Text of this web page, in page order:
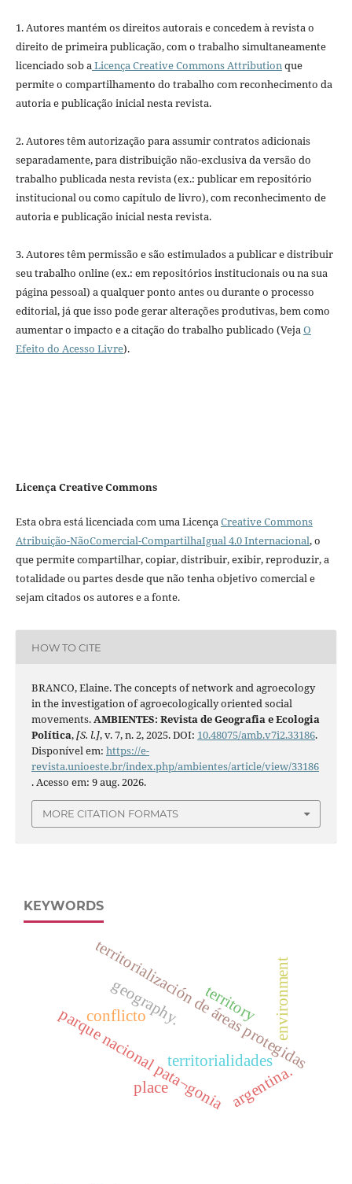
1. Autores mantém os direitos autorais e concedem à revista o
direito de primeira publicação, com o trabalho simultaneamente
licenciado sob aLicença Creative Commons Attributionque
permite o compartilhamento do trabalho com reconhecimento da
autoria e publicação inicial nesta revista.
2. Autores têm autorização para assumir contratos adicionais
separadamente, para distribuição não-exclusiva da versão do
trabalho publicada nesta revista (ex.: publicar em repositório
institucional ou como capítulo de livro), com reconhecimento de
autoria e publicação inicial nesta revista.
3. Autores têm permissão e são estimulados a publicar e distribuir
seu trabalho online (ex.: em repositórios institucionais ou na sua
página pessoal) a qualquer ponto antes ou durante o processo
editorial, já que isso pode gerar alterações produtivas, bem como
aumentar o impacto e a citação do trabalho publicado (VejaO
Efeito do Acesso Livre).
Licença Creative Commons
Esta obra está licenciada com uma LicençaCreative Commons
Atribuição-NãoComercial-CompartilhaIgual 4.0 Internacional, o
que permite compartilhar, copiar, distribuir, exibir, reproduzir, a
totalidade ou partes desde que não tenha objetivo comercial e
sejam citados os autores e a fonte.
HOW TO CITE
BRANCO, Elaine. The concepts of network and agroecology
in the investigation of agroecologically oriented social
movements.AMBIENTES: Revista de Geografia e Ecologia
Política,[S. l.], v. 7, n. 2, 2025. DOI: 10.48075/amb.v7i2.33186.
Disponível em: https://e-
revista.unioeste.br/index.php/ambientes/article/view/33186
. Acesso em: 9 aug. 2026.
MORE CITATION FORMATS
KEYWORDS
territorialización de áreas protegidas
territorialidades
conflicto
parque nacional pata¬goniaargentina.
environment
territory
place
geography.